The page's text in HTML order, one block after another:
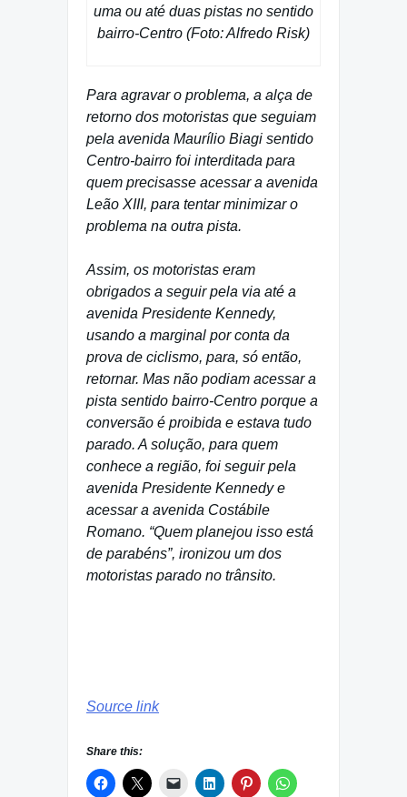
uma ou até duas pistas no sentido
bairro-Centro (Foto: Alfredo Risk)
Para agravar o problema, a alça de
retorno dos motoristas que seguiam
pela avenida Maurílio Biagi sentido
Centro-bairro foi interditada para
quem precisasse acessar a avenida
Leão XIII, para tentar minimizar o
problema na outra pista.
Assim, os motoristas eram
obrigados a seguir pela via até a
avenida Presidente Kennedy,
usando a marginal por conta da
prova de ciclismo, para, só então,
retornar. Mas não podiam acessar a
pista sentido bairro-Centro porque a
conversão é proibida e estava tudo
parado. A solução, para quem
conhece a região, foi seguir pela
avenida Presidente Kennedy e
acessar a avenida Costábile
Romano. “Quem planejou isso está
de parabéns”, ironizou um dos
motoristas parado no trânsito.
Source link
Share this: